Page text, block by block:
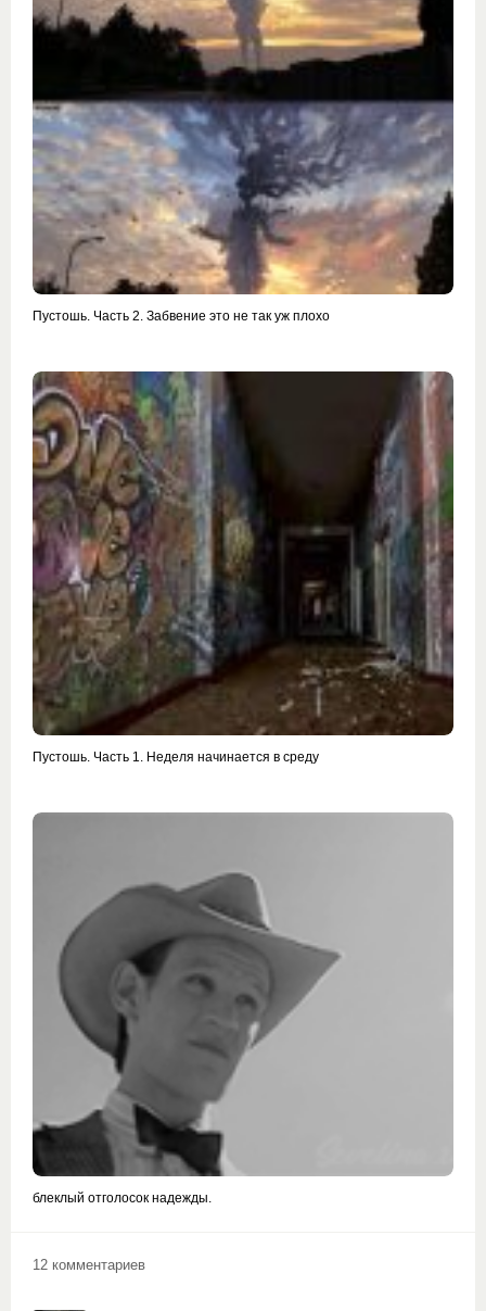
Пустошь. Часть 2. Забвение это не так уж плохо
Пустошь. Часть 1. Неделя начинается в среду
блеклый отголосок надежды.
12 комментариев